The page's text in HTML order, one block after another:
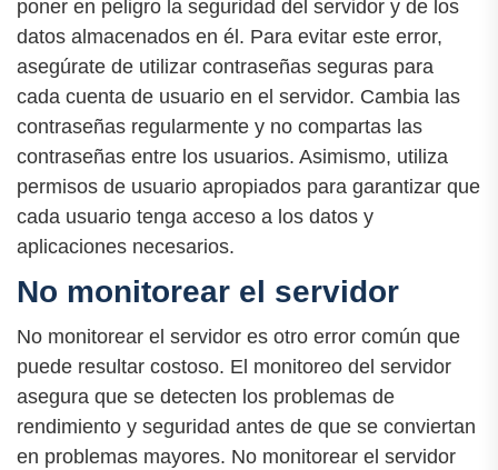
poner en peligro la seguridad del servidor y de los
datos almacenados en él. Para evitar este error,
asegúrate de utilizar contraseñas seguras para
cada cuenta de usuario en el servidor. Cambia las
contraseñas regularmente y no compartas las
contraseñas entre los usuarios. Asimismo, utiliza
permisos de usuario apropiados para garantizar que
cada usuario tenga acceso a los datos y
aplicaciones necesarios.
No monitorear el servidor
No monitorear el servidor es otro error común que
puede resultar costoso. El monitoreo del servidor
asegura que se detecten los problemas de
rendimiento y seguridad antes de que se conviertan
en problemas mayores. No monitorear el servidor